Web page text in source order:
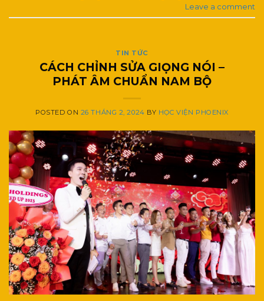
Leave a comment
TIN TỨC
CÁCH CHỈNH SỬA GIỌNG NÓI –
PHÁT ÂM CHUẨN NAM BỘ
POSTED ON 26 THÁNG 2, 2024 BY HỌC VIỆN PHOENIX